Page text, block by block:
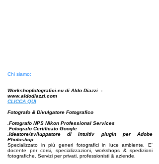
Chi siamo:
Workshopfotografici.eu di Aldo Diazzi -
www.aldodiazzi.com
CLICCA QUI
Fotografo & Divulgatore Fotografico
.Fotografo NPS Nikon Professional Services
.Fotografo Certificato Google
.Ideatore/sviluppatore di Intuitiv plugin per Adobe
Photoshop
Specializzato in più generi fotografici in luce ambiente. E'
docente per corsi, specializzazioni, workshops & spedizioni
fotografiche. Servizi per privati, professionisti & aziende.